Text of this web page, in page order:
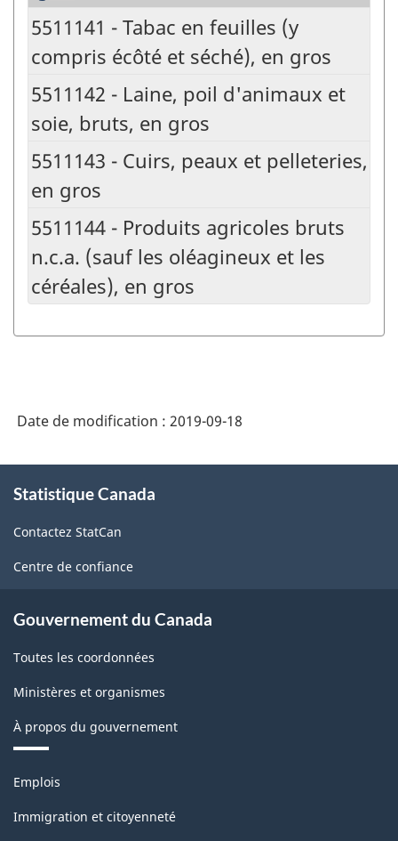
5511141 - Tabac en feuilles (y
compris écôté et séché), en gros
5511142 - Laine, poil d'animaux et
soie, bruts, en gros
5511143 - Cuirs, peaux et pelleteries,
en gros
5511144 - Produits agricoles bruts
n.c.a. (sauf les oléagineux et les
céréales), en gros
Date de modification : 2019-09-18
propos
ce
site
Statistique Canada
Contactez StatCan
Centre de confiance
Gouvernement du Canada
Toutes les coordonnées
Ministères et organismes
À propos du gouvernement
Thèmes
sujets
Emplois
Immigration et citoyenneté